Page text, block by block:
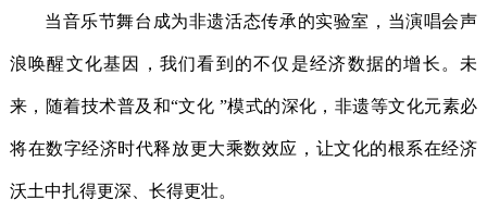
当音乐节舞台成为非遗活态传承的实验室，当演唱会声
浪唤醒文化基因，我们看到的不仅是经济数据的增长。未
来，随着技术普及和“文化 ”模式的深化，非遗等文化元素必
将在数字经济时代释放更大乘数效应，让文化的根系在经济
沃土中扎得更深、长得更壮。